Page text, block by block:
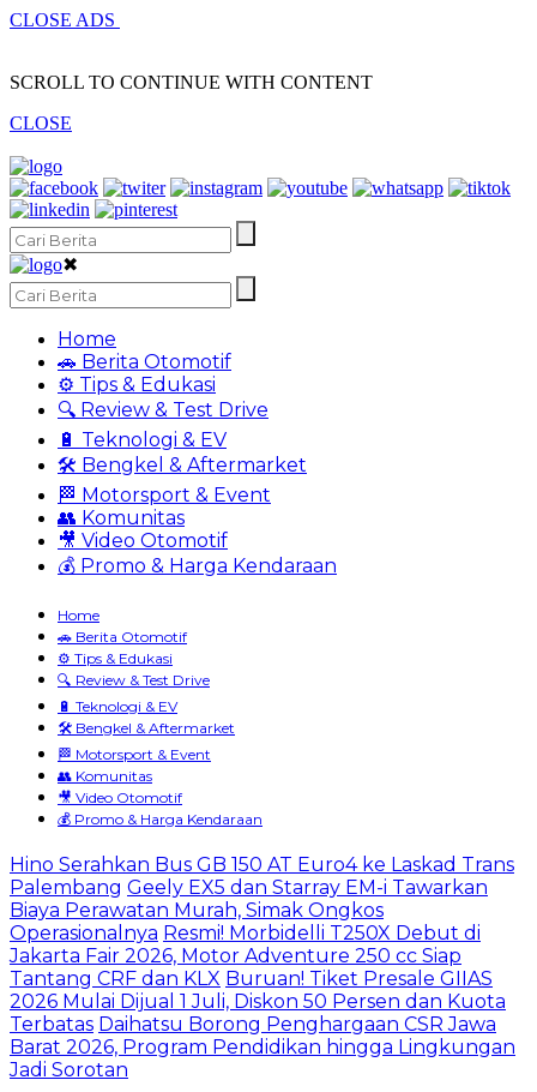
CLOSE ADS
SCROLL TO CONTINUE WITH CONTENT
CLOSE
✖
Home
🚗 Berita Otomotif
⚙️ Tips & Edukasi
🔍 Review & Test Drive
🔋 Teknologi & EV
🛠️ Bengkel & Aftermarket
🏁 Motorsport & Event
👥 Komunitas
🎥 Video Otomotif
💰 Promo & Harga Kendaraan
Home
🚗 Berita Otomotif
⚙️ Tips & Edukasi
🔍 Review & Test Drive
🔋 Teknologi & EV
🛠️ Bengkel & Aftermarket
🏁 Motorsport & Event
👥 Komunitas
🎥 Video Otomotif
💰 Promo & Harga Kendaraan
Hino Serahkan Bus GB 150 AT Euro4 ke Laskad Trans
Palembang Geely EX5 dan Starray EM-i Tawarkan
Biaya Perawatan Murah, Simak Ongkos
Operasionalnya Resmi! Morbidelli T250X Debut di
Jakarta Fair 2026, Motor Adventure 250 cc Siap
Tantang CRF dan KLX Buruan! Tiket Presale GIIAS
2026 Mulai Dijual 1 Juli, Diskon 50 Persen dan Kuota
Terbatas Daihatsu Borong Penghargaan CSR Jawa
Barat 2026, Program Pendidikan hingga Lingkungan
Jadi Sorotan